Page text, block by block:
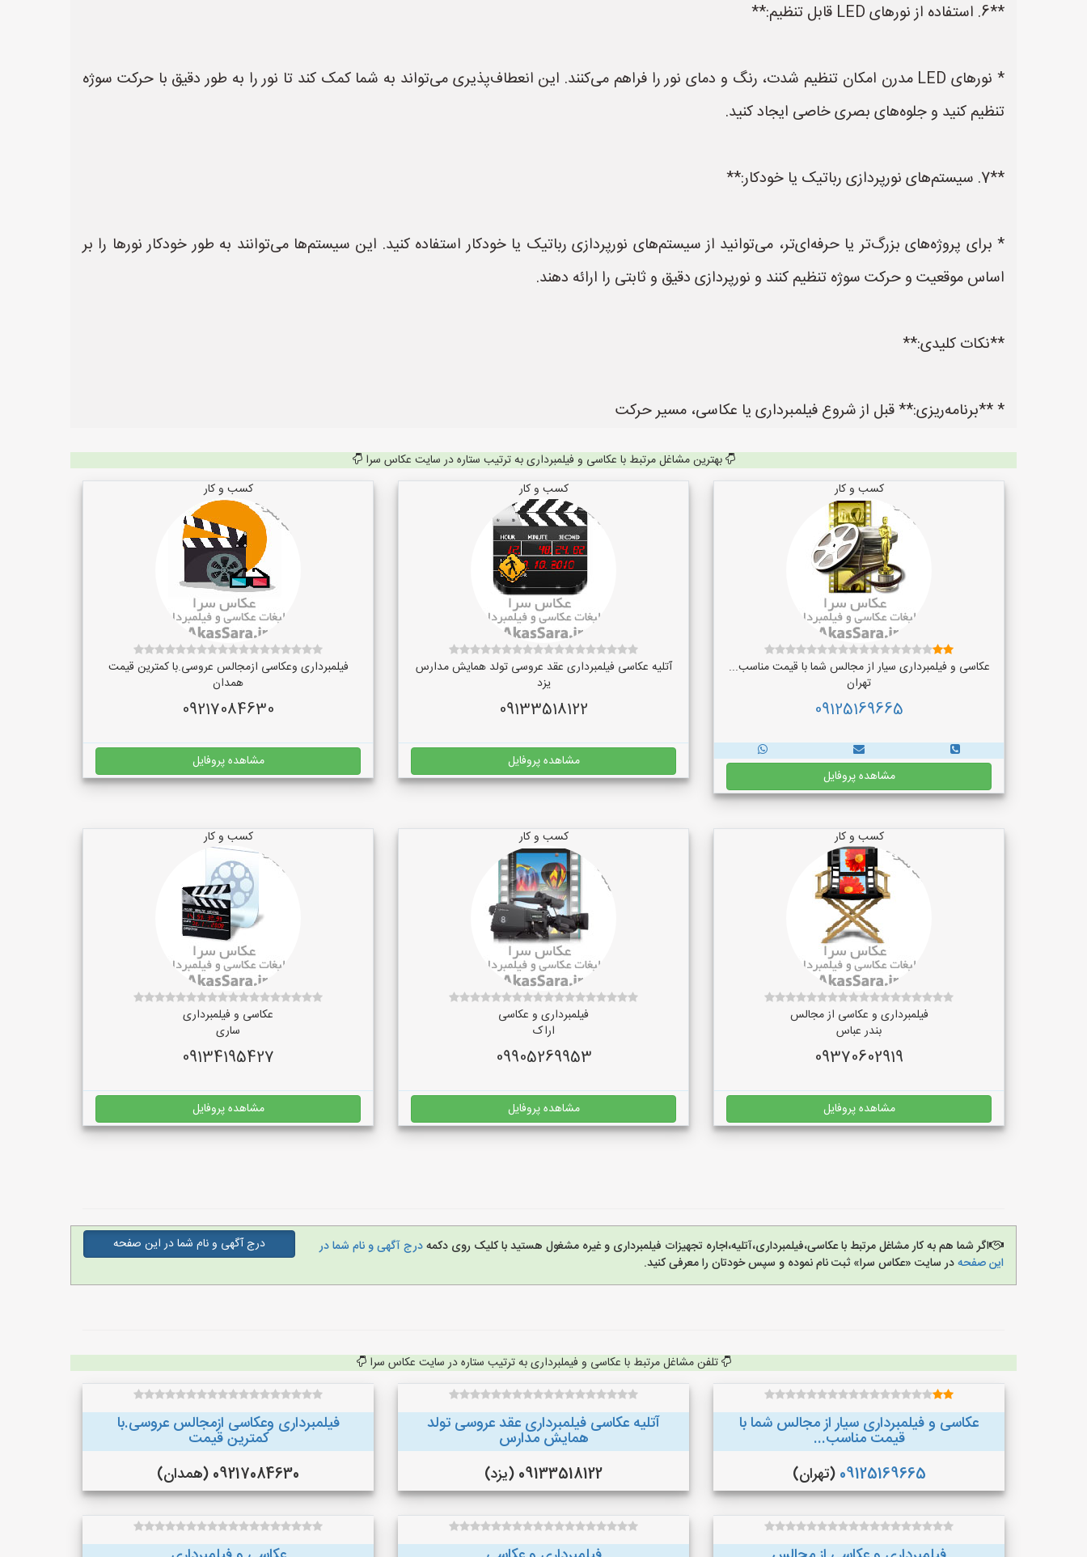
**6. استفاده از نورهای LED قابل تنظیم:**
* نورهای LED مدرن امکان تنظیم شدت، رنگ و دمای نور را فراهم می‌کنند. این انعطاف‌پذیری می‌تواند به شما کمک کند تا نور را به طور دقیق با حرکت سوژه
تنظیم کنید و جلوه‌های بصری خاصی ایجاد کنید.
**7. سیستم‌های نورپردازی رباتیک یا خودکار:**
* برای پروژه‌های بزرگ‌تر یا حرفه‌ای‌تر، می‌توانید از سیستم‌های نورپردازی رباتیک یا خودکار استفاده کنید. این سیستم‌ها می‌توانند به طور خودکار نورها را بر
اساس موقعیت و حرکت سوژه تنظیم کنند و نورپردازی دقیق و ثابتی را ارائه دهند.
**نکات کلیدی:**
* **برنامه‌ریزی:** قبل از شروع فیلمبرداری یا عکاسی، مسیر حرکت
بهترین مشاغل مرتبط با عکاسی و فیلمبرداری به ترتیب ستاره در سایت عکاس سرا
کسب و کار
عکاسی و فیلمبرداری سیار از مجالس شما با قیمت مناسب...
تهران
09125169665
مشاهده پروفایل
کسب و کار
آتلیه عکاسی فیلمبرداری عقد عروسی تولد همایش مدارس
یزد
09133518122
مشاهده پروفایل
کسب و کار
فیلمبرداری وعکاسی ازمجالس عروسی.با کمترین قیمت
همدان
09217084630
مشاهده پروفایل
کسب و کار
فیلمبرداری و عکاسی از مجالس
بندر عباس
09370602919
مشاهده پروفایل
کسب و کار
فیلمبرداری و عکاسی
اراک
09905269953
مشاهده پروفایل
کسب و کار
عکاسی و فیلمبرداری
ساری
09134195427
مشاهده پروفایل
اگر شما هم به کار مشاغل مرتبط با عکاسی،فیلمبرداری،آتلیه،اجاره تجهیزات فیلمبرداری و غیره مشغول هستید با کلیک روی دکمهدرج آگهی و نام شما در
این صفحهدر سایت «عکاس سرا» ثبت نام نموده و سپس خودتان را معرفی کنید.
درج آگهی و نام شما در این صفحه
تلفن مشاغل مرتبط با عکاسی و فیملبرداری به ترتیب ستاره در سایت عکاس سرا
عکاسی و فیلمبرداری سیار از مجالس شما با
قیمت مناسب...
09125169665 (تهران)
آتلیه عکاسی فیلمبرداری عقد عروسی تولد
همایش مدارس
09133518122 (یزد)
فیلمبرداری وعکاسی ازمجالس عروسی.با
کمترین قیمت
09217084630 (همدان)